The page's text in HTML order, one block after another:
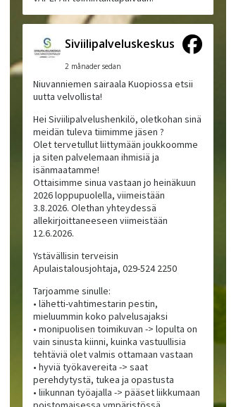
Siviilipalveluskeskus
2 månader sedan
Niuvanniemen sairaala Kuopiossa etsii
uutta velvollista!
Hei Siviilipalvelushenkilö, oletkohan sinä
meidän tuleva tiimimme jäsen ?
Olet tervetullut liittymään joukkoomme
ja siten palvelemaan ihmisiä ja
isänmaatamme!
Ottaisimme sinua vastaan jo heinäkuun
2026 loppupuolella, viimeistään
3.8.2026. Olethan yhteydessä
allekirjoittaneeseen viimeistään
12.6.2026.
Ystävällisin terveisin
Apulaistalousjohtaja, 029-524 2250
Tarjoamme sinulle:
• lähetti-vahtimestarin pestin,
mieluummin koko palvelusajaksi
• monipuolisen toimikuvan -> lopulta on
vain sinusta kiinni, kuinka vastuullisia
tehtäviä olet valmis ottamaan vastaan
• hyviä työkavereita -> saat
perehdytystä, tukea ja opastusta
• liikunnan työajalla -> pääset liikkumaan